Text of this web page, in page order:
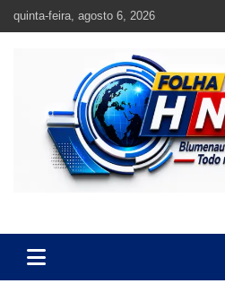
quinta-feira, agosto 6, 2026